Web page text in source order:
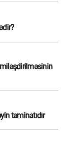
təminatıdır